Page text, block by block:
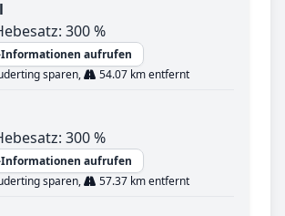
300 %
aufrufen
sparen,
54.07 km entfernt
300 %
aufrufen
sparen,
57.37 km entfernt